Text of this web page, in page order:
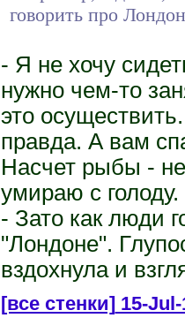
говорить про
- Я не хочу
нужно чем-то
это
правда. А вам
Насчет рыбы -
умираю с голоду.
- Зато как люди
"Лондоне".
вздохнула и
[все стенки]15-Jul-